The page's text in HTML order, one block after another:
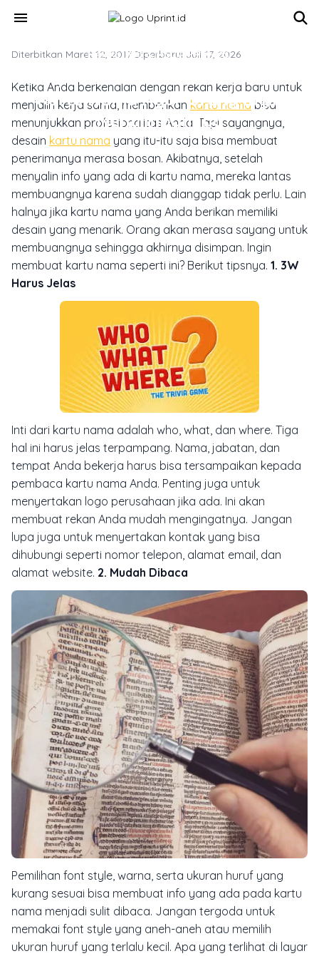
menu
MARKETING & MEDIA PROMOSI
5 Tips dan Trik Membuat Desain
Kartu Nama Agar Orang Ingin
Menyimpannya
Diterbitkan Maret 12, 2017 Diperbarui Juli 17, 2026
Ketika Anda berkenalan dengan rekan kerja baru untuk
menjalin kerja sama, memberikan kartu nama bisa
menunjukkan profesionalitas Anda. Tapi sayangnya,
desain kartu nama yang itu-itu saja bisa membuat
penerimanya merasa bosan. Akibatnya, setelah
menyalin info yang ada di kartu nama, mereka lantas
membuangnya karena sudah dianggap tidak perlu. Lain
halnya jika kartu nama yang Anda berikan memiliki
desain yang menarik. Orang akan merasa sayang untuk
membuangnya sehingga akhirnya disimpan. Ingin
membuat kartu nama seperti ini? Berikut tipsnya. 1. 3W
Harus Jelas
Inti dari kartu nama adalah who, what, dan where. Tiga
hal ini harus jelas terpampang. Nama, jabatan, dan
tempat Anda bekerja harus bisa tersampaikan kepada
pembaca kartu nama Anda. Penting juga untuk
menyertakan logo perusahaan jika ada. Ini akan
membuat rekan Anda mudah mengingatnya. Jangan
lupa juga untuk menyertakan kontak yang bisa
dihubungi seperti nomor telepon, alamat email, dan
alamat website. 2. Mudah Dibaca
Pemilihan font style, warna, serta ukuran huruf yang
kurang sesuai bisa membuat info yang ada pada kartu
nama menjadi sulit dibaca. Jangan tergoda untuk
memakai font style yang aneh-aneh atau memilih
ukuran huruf yang terlalu kecil. Apa yang terlihat di layar